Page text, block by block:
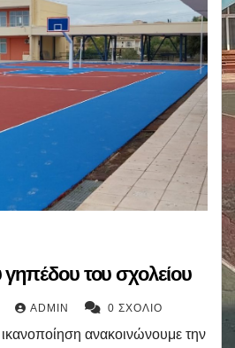
του σχολείου
ADMIN 0 ΣΧΌΛΙΟ
ικανοποίηση ανακοινώνουμε την